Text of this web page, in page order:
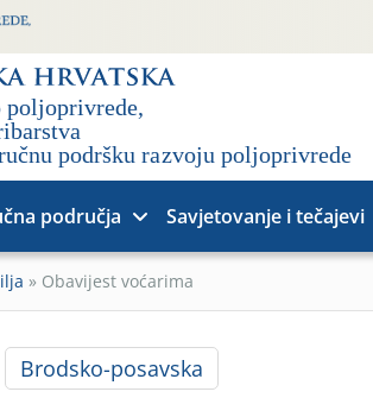
područja Savjetovanje i tečajevi
» Obavijest voćarima
Brodsko-posavska